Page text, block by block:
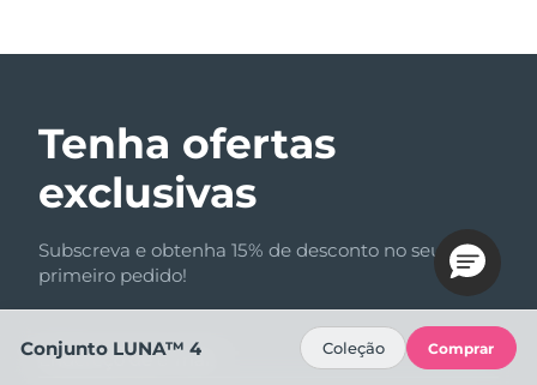
Tenha ofertas
exclusivas
Subscreva e obtenha 15% de desconto no seu
primeiro pedido!
Endereço de e-mail
Conjunto LUNA™ 4 Coleção Comprar